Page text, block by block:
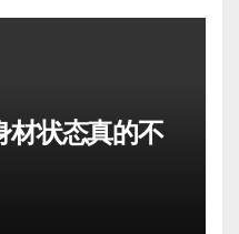
材状态真的不